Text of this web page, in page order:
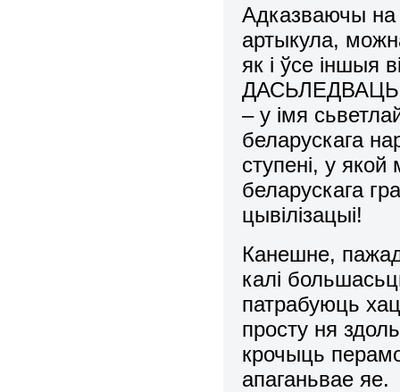
Адказваючы на
артыкула,
як і ўсе іншыя
ДАСЬЛЕДВАЦЬ
– у імя
беларускага
ступені, у
беларускага
цывілізацыі!
Канешне,
калі
патрабуюць
просту ня
крочыць
апаганьвае яе.